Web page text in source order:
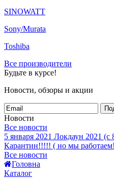
SINOWATT
Sony/Murata
Toshiba
Все производители
Будьте в курсе!
Новости, обзоры и акции
Новости
Все новости
5 января 2021 Локдаун 2021 (с
Карантин!!!!! ( но мы
Все новости
Головна
Каталог